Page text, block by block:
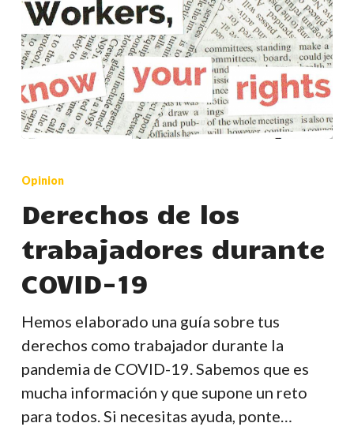
de
trabajadores
durante
19
Opinion
Derechos de los
trabajadores durante
COVID-19
Hemos elaborado una guía sobre tus
derechos como trabajador durante la
pandemia de COVID-19. Sabemos que es
mucha información y que supone un reto
para todos. Si necesitas ayuda, ponte…